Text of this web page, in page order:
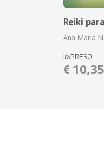
Reiki
Ana Maria
IMPRESO
€ 10,35